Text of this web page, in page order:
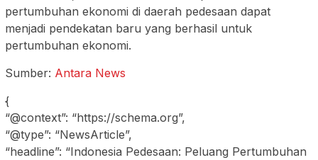
pertumbuhan ekonomi di daerah pedesaan dapat
menjadi pendekatan baru yang berhasil untuk
pertumbuhan ekonomi.
Sumber: Antara News
{
“@context”: “https://schema.org”,
“@type”: “NewsArticle”,
“headline”: “Indonesia Pedesaan: Peluang Pertumbuhan